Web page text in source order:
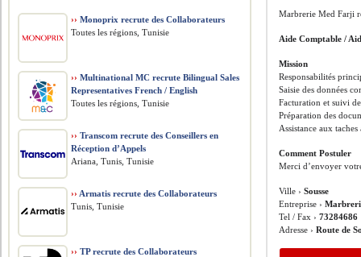
Marbrerie Med Farji
Aide Comptable /
Mission
Responsabilités
Saisie des données
Facturation et suivi
Préparation des
Assistance aux
Comment Postuler
Merci d’envoyer
Ville ›Sousse
Entreprise ›
Tel / Fax ›73284686
Adresse ›Route de
›› Monoprix recrute des Collaborateurs
Toutes les régions, Tunisie
›› Multinational MC recrute Bilingual Sales
Representatives French / English
Toutes les régions, Tunisie
›› Transcom recrute des Conseillers en
Réception d’Appels
Ariana, Tunis, Tunisie
›› Armatis recrute des Collaborateurs
Tunis, Tunisie
›› TP recrute des Collaborateurs